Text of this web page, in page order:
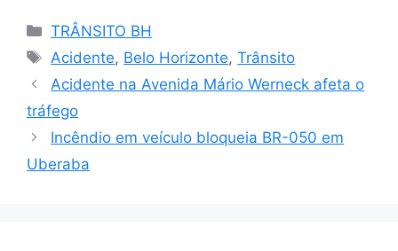
Categorias
TRÂNSITO BH
Tags
Acidente, Belo Horizonte,Trânsito
Acidente na Avenida Mário Werneck afeta o
tráfego
Incêndio em veículo bloqueia BR-050 em
Uberaba